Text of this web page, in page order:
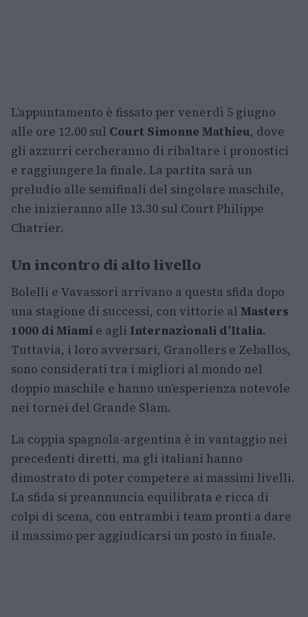
L’appuntamento è fissato per venerdì 5 giugno
alle ore 12.00 sul Court Simonne Mathieu, dove
gli azzurri cercheranno di ribaltare i pronostici
e raggiungere la finale. La partita sarà un
preludio alle semifinali del singolare maschile,
che inizieranno alle 13.30 sul Court Philippe
Chatrier.
Un incontro di alto livello
Bolelli e Vavassori arrivano a questa sfida dopo
una stagione di successi, con vittorie al Masters
1000 di Miami e agli Internazionali d’Italia.
Tuttavia, i loro avversari, Granollers e Zeballos,
sono considerati tra i migliori al mondo nel
doppio maschile e hanno un’esperienza notevole
nei tornei del Grande Slam.
La coppia spagnola-argentina è in vantaggio nei
precedenti diretti, ma gli italiani hanno
dimostrato di poter competere ai massimi livelli.
La sfida si preannuncia equilibrata e ricca di
colpi di scena, con entrambi i team pronti a dare
il massimo per aggiudicarsi un posto in finale.